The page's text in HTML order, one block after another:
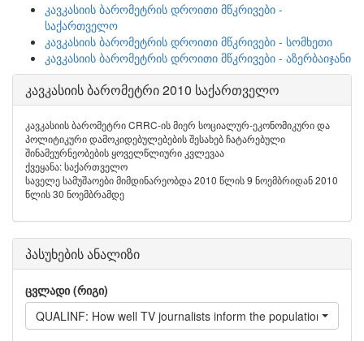
კავკასიის ბარომეტრის დროითი მწკრივები -
საქართველო
კავკასიის ბარომეტრის დროითი მწკრივები - სომხეთი
კავკასიის ბარომეტრის დროითი მწკრივები - აზერბაიჯანი
კავკასიის ბარომეტრი 2010 საქართველო
კავკასიის ბარომეტრი CRRC-ის მიერ სოციალურ-ეკონომიკური და
პოლიტიკური დამოკიდებულებების შესახებ ჩატარებული
შინამეურნეობების ყოველწლიური კვლევაა
ქვეყანა: საქართველო
საველე სამუშაოები მიმდინარეობდა 2010 წლის 9 ნოემბრიდან 2010
წლის 30 ნოემბრამდე
პასუხების ანალიზი
ცვლადი (რიგი)
QUALINF: How well TV journalists inform the population about